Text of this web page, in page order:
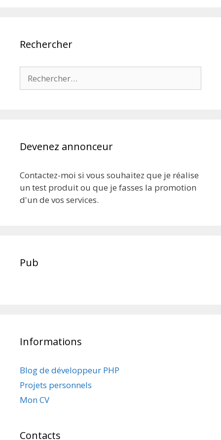
Rechercher
Devenez annonceur
Contactez-moi si vous souhaitez que je réalise
un test produit ou que je fasses la promotion
d'un de vos services.
Pub
Informations
Blog de développeur PHP
Projets personnels
Mon CV
Contacts